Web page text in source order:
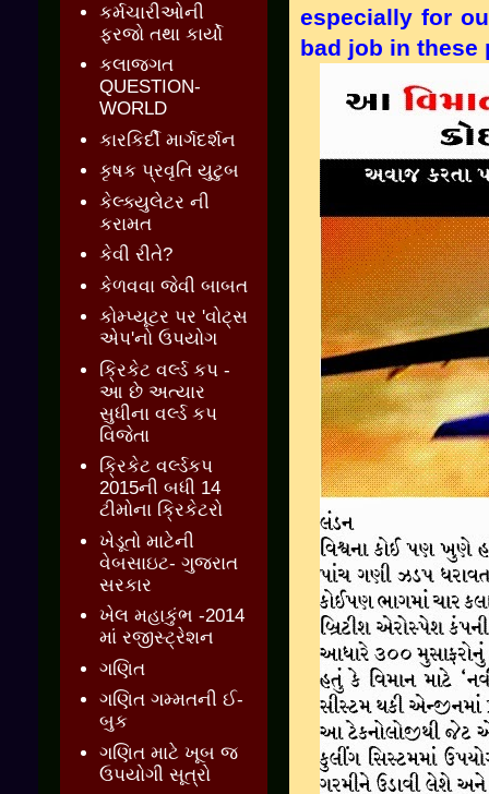
especially for
bad job in these
કર્મચારીઓની
ફરજો તથા કાર્યો
કલાજગત
QUESTION-
WORLD
કારકિર્દી માર્ગદર્શન
કૃષક પ્રવૃતિ યુટુબ
કેલ્ક્યુલેટર ની
કરામત
કેવી રીતે?
કેળવવા જેવી બાબત
કોમ્પ્યૂટર પર 'વોટ્સ
એપ'નો ઉપયોગ
ક્રિકેટ વર્લ્ડ કપ -
આ છે અત્યાર
સુધીના વર્લ્ડ કપ
વિજેતા
ક્રિકેટ વર્લ્ડકપ
2015ની બધી 14
ટીમોના ક્રિકેટરો
ખેડૂતો માટેની
વેબસાઇટ- ગુજરાત
સરકાર
ખેલ મહાકુંભ -2014
માં રજીસ્ટ્રેશન
ગણિત
ગણિત ગમ્મતની ઈ-
બુક
ગણિત માટે ખૂબ જ
ઉપયોગી સૂત્રો